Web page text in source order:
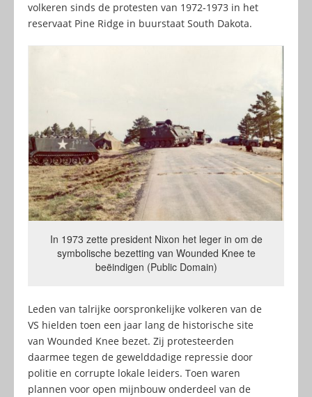
volkeren sinds de protesten van 1972-1973 in het
reservaat Pine Ridge in buurstaat South Dakota.
In 1973 zette president Nixon het leger in om de
symbolische bezetting van Wounded Knee te
beëindigen (Public Domain)
Leden van talrijke oorspronkelijke volkeren van de
VS hielden toen een jaar lang de historische site
van Wounded Knee bezet. Zij protesteerden
daarmee tegen de gewelddadige repressie door
politie en corrupte lokale leiders. Toen waren
plannen voor open mijnbouw onderdeel van de